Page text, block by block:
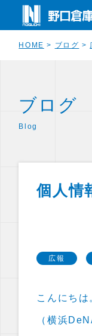
HOME > ブログ >
ブログ
Blog
個人情
広報
こんにち
（横浜